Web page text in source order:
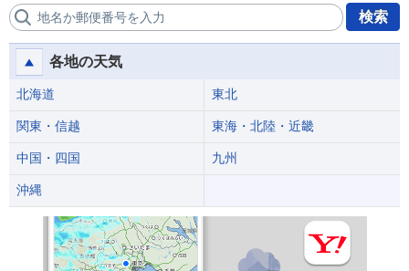
地名か郵便番号を入力 検索
各地の天気
北海道 東北
関東・信越 東海・北陸・近畿
中国・四国 九州
沖縄